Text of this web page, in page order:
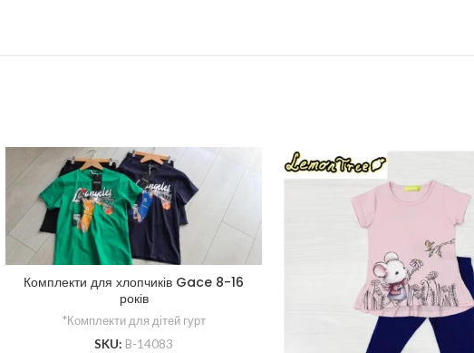
Комплекти для хлопчиків Gace 8-16
років
*Комплекти для дітей гурт
SKU: B-14083